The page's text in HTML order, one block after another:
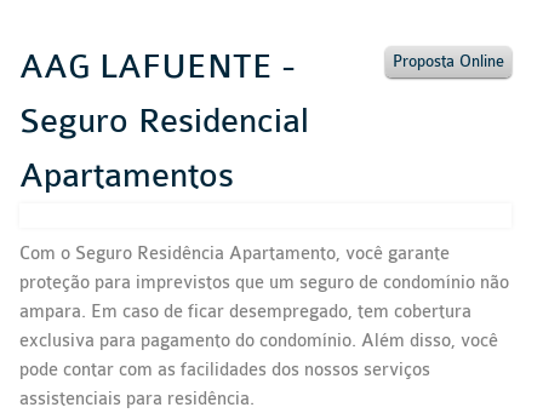
Proposta Online
AAG LAFUENTE -
Seguro Residencial
Apartamentos
Com o Seguro Residência Apartamento, você garante
proteção para imprevistos que um seguro de condomínio não
ampara. Em caso de ficar desempregado, tem cobertura
exclusiva para pagamento do condomínio. Além disso, você
pode contar com as facilidades dos nossos serviços
assistenciais para residência.